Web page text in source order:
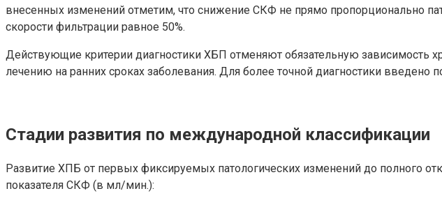
внесенных изменений отметим, что снижение СКФ не прямо пропорционально
скорости фильтрации равное 50%.
Действующие критерии диагностики ХБП отменяют обязательную зависимость
лечению на ранних сроках заболевания. Для более точной диагностики введено
Стадии развития по международной классификации
Развитие ХПБ от первых фиксируемых патологических изменений до полного
показателя СКФ (в мл/мин.):